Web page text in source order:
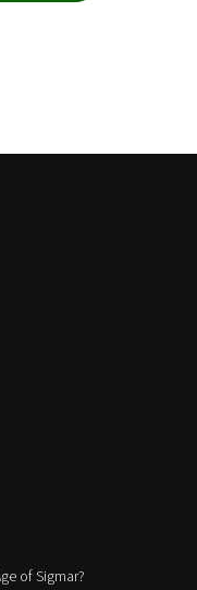
of Sigmar?